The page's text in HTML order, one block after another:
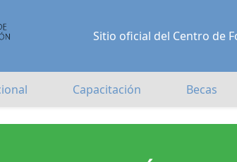
Sitio oficial del Centro de
Capacitación Becas